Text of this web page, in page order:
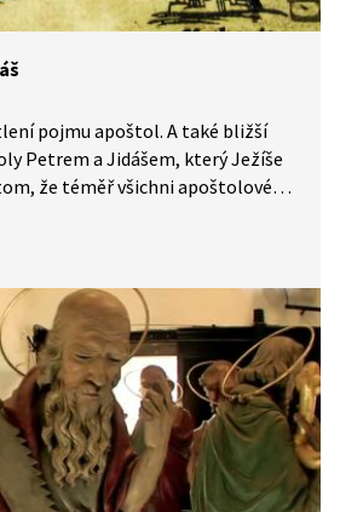
pojmu apoštol. A také bližší
Petrem a Jidášem, který Ježíše
že téměř všichni apoštolové